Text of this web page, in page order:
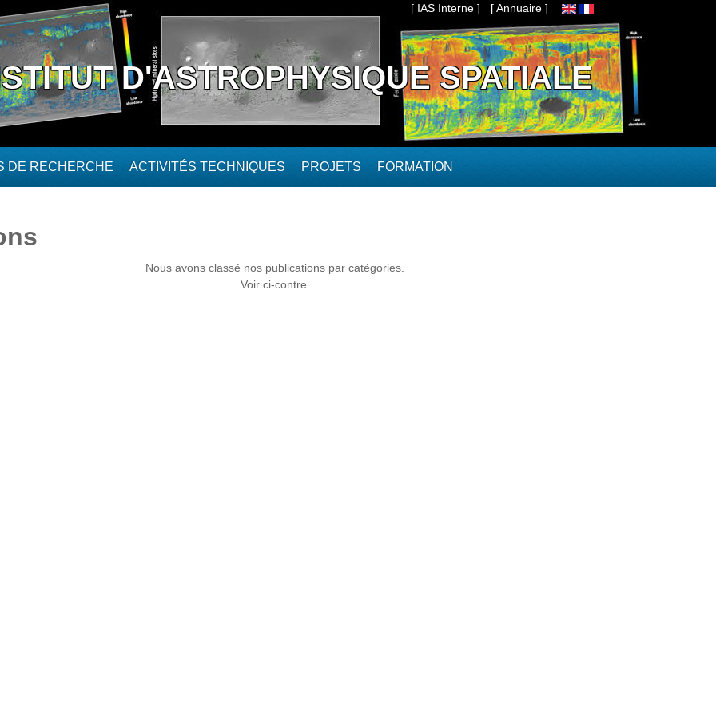
[ IAS Interne ] [ Annuaire ]
D'ASTROPHYSIQUE SPATIALE
DE RECHERCHE ACTIVITÉS TECHNIQUES PROJETS FORMATION
Nous avons classé nos publications par catégories.
Voir ci-contre.